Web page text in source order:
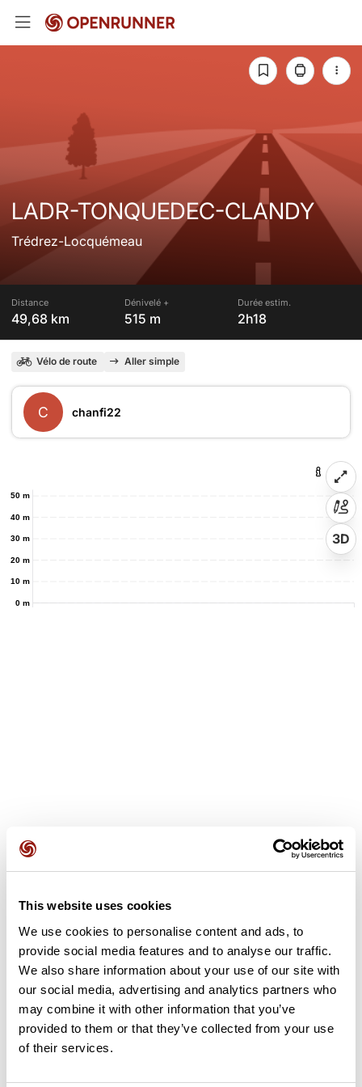
This website uses cookies
We use cookies to personalise content and ads, to
provide social media features and to analyse our traffic.
We also share information about your use of our site with
our social media, advertising and analytics partners who
may combine it with other information that you’ve
provided to them or that they’ve collected from your use
of their services.
LADR-TONQUEDEC-CLANDY
Trédrez-Locquémeau
Distance
49,68 km
Dénivelé +
515 m
Durée estim.
2h18
Vélo de route Aller simple
C chanfi22
0 m
10 m
20 m
30 m
40 m
50 m
3D
Ajouter un avis
Découvrez ce parcours de vélo de 49,7 km à proximité de